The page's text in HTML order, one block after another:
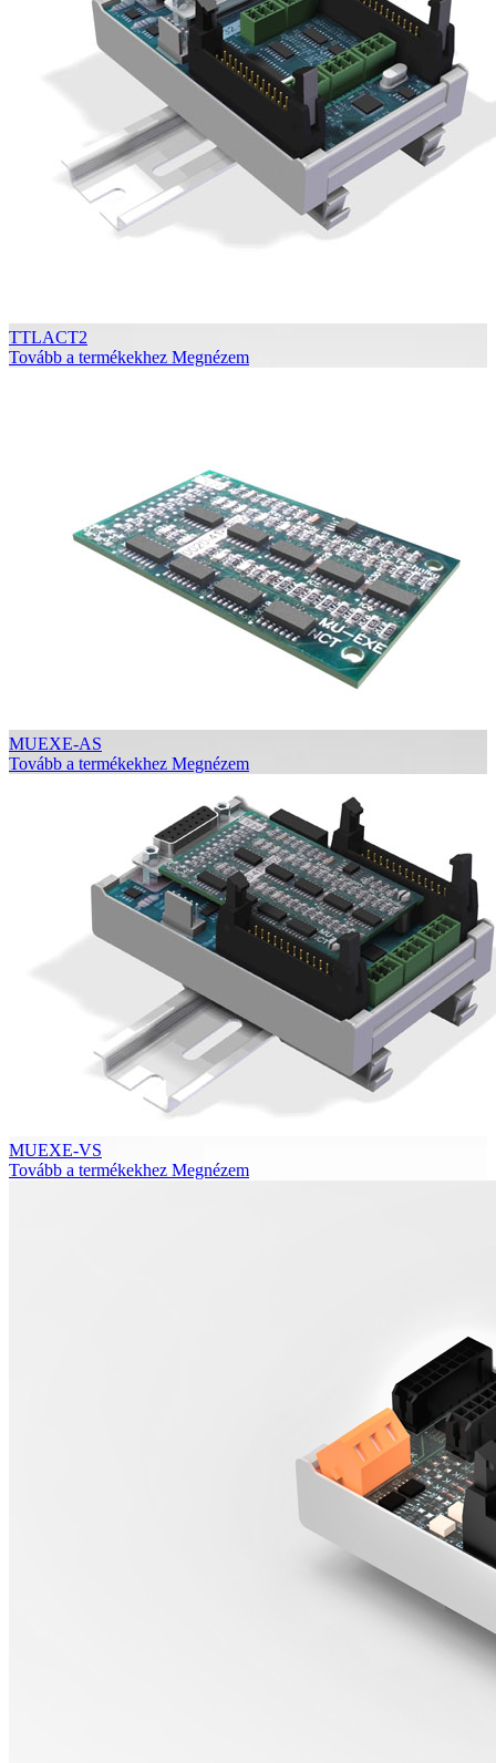
TTLACT2
Tovább a termékekhez Megnézem
MUEXE-AS
Tovább a termékekhez Megnézem
MUEXE-VS
Tovább a termékekhez Megnézem